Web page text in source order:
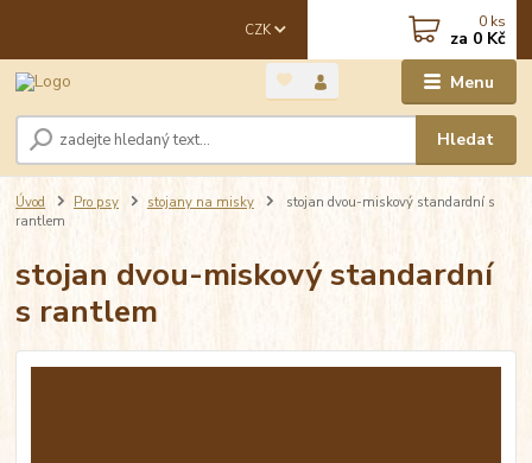
Menu
CZK
Hledat
0 ks
za 0 Kč
Úvod Pro psy stojany na misky
stojan dvou-miskový standardní s
rantlem
stojan dvou-miskový standardní
s rantlem